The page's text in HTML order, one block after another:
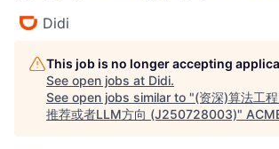
Didi
This job is no longer accepting
See open jobs at Didi.
See open jobs similar to "(资深)算法工
推荐或者LLM方向 (J250728003)"